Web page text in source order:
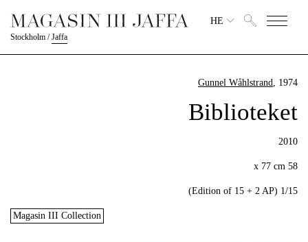
Stockholm /Jaffa
HE
Gunnel Wåhlstrand, 1974
Biblioteket
2010
58 x 77 cm
1/15 (Edition of 15 + 2 AP)
Magasin III Collection